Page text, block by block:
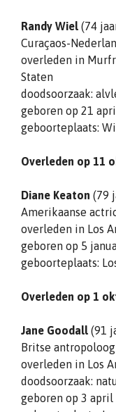
Randy Wiel (74
Curaçaos-
overleden in
Staten
doodsoorzaak:
geboren op 21
geboorteplaats:
Overleden op 11
Diane Keaton (79
Amerikaanse
overleden in Los
geboren op 5
geboorteplaats:
Overleden op 1
Jane Goodall (91
Britse
overleden in Los
doodsoorzaak:
geboren op 3 april